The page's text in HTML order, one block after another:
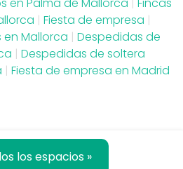
en Palma de Mallorca | Fincas
| Fiesta de empresa |
Mallorca | Despedidas de
| Despedidas de soltera
| Fiesta de empresa en Madrid
los espacios »